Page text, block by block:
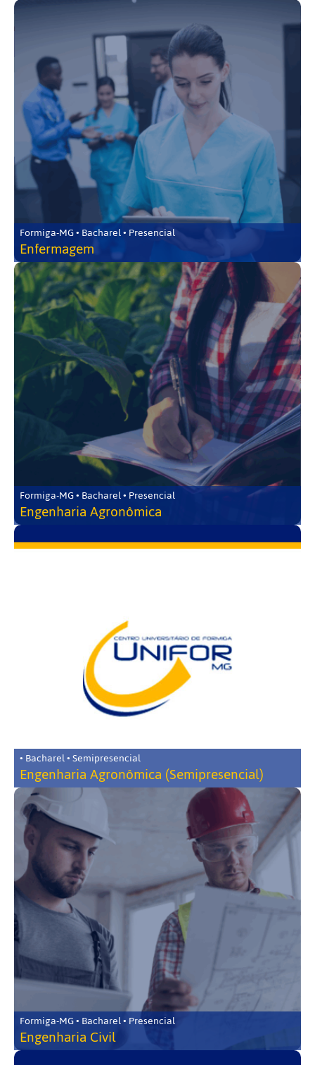
Formiga-MG • Bacharel • Presencial
Enfermagem
Formiga-MG • Bacharel • Presencial
Engenharia Agronômica
• Bacharel • Semipresencial
Engenharia Agronômica (Semipresencial)
Formiga-MG • Bacharel • Presencial
Engenharia Civil